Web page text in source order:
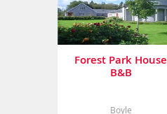
Forest Park House
B&B
Boyle